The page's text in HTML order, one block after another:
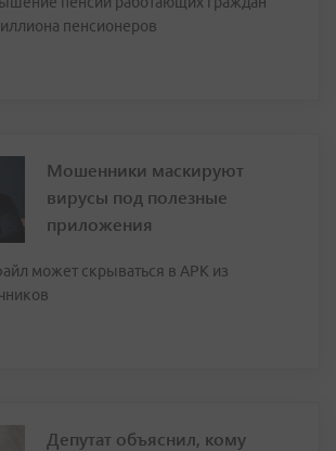
пенсионеров
Мошенники маскируют
вирусы под полезные
приложения
может скрываться в APK из
Депутат объяснил, кому